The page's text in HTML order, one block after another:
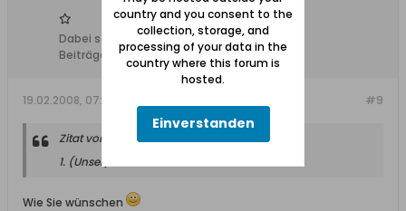
Dabei seit:
10.02.2008
Beiträge:
27
#9
19.02.2008, 07:38
Zitat von
Hans-Joerg
1. (Unser) Haus Nordstr.1 = UL.Polnocna 1
Wie Sie wünschen
country and you consent to the
collection, storage, and
processing of your data in the
country where this forum is
hosted.
Einverstanden